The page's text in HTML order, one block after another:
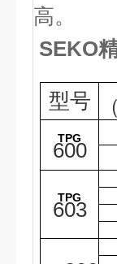
高。
SEKO
型号
TPG
600
TPG
603